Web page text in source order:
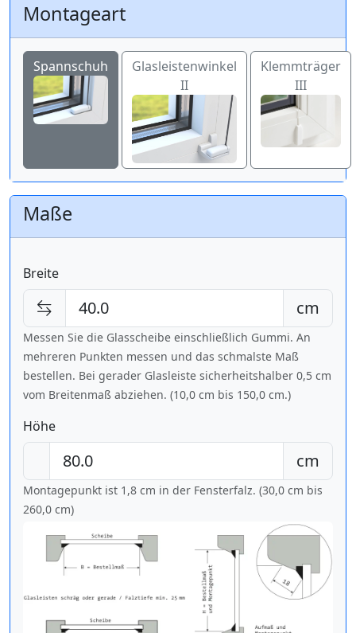
Montageart
Spannschuh
Glasleistenwinkel
II
Klemmträger
III
Maße
Breite
cm
Messen Sie die Glasscheibe einschließlich Gummi. An
mehreren Punkten messen und das schmalste Maß
bestellen. Bei gerader Glasleiste sicherheitshalber 0,5 cm
vom Breitenmaß abziehen. (10,0 cm bis 150,0 cm.)
Höhe
cm
Montagepunkt ist 1,8 cm in der Fensterfalz. (30,0 cm bis
260,0 cm)